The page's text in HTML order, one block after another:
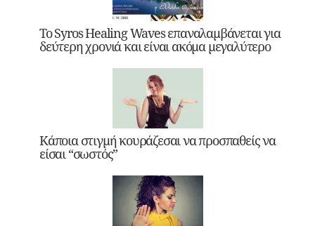
Το Syros Healing Waves επαναλαμβάνεται για
δεύτερη χρονιά και είναι ακόμα μεγαλύτερο
Κάποια στιγμή κουράζεσαι να προσπαθείς να
είσαι “σωστός”